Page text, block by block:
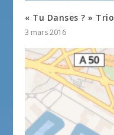
« Tu Danses ? » Trio
3 mars 2016